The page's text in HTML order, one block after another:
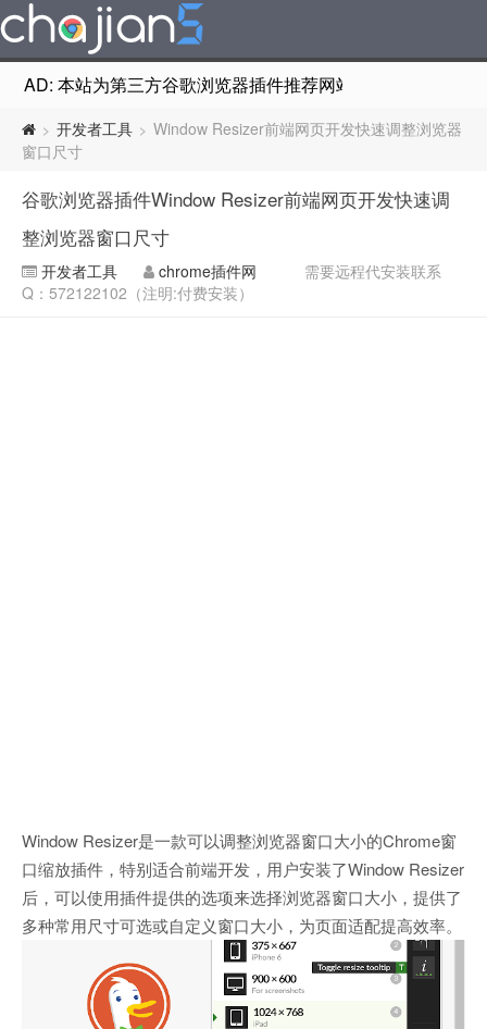
AD: 本站为第三方谷歌浏览器插件推荐网站，非Google
> 开发者工具 > Window Resizer前端网页开发快速调整浏览器
窗口尺寸
谷歌浏览器插件Window Resizer前端网页开发快速调
整浏览器窗口尺寸
开发者工具 chrome插件网
需要远程代安装联系
Q：572122102（注明:付费安装）
Window Resizer是一款可以调整浏览器窗口大小的Chrome窗
口缩放插件，特别适合前端开发，用户安装了Window Resizer
后，可以使用插件提供的选项来选择浏览器窗口大小，提供了
多种常用尺寸可选或自定义窗口大小，为页面适配提高效率。